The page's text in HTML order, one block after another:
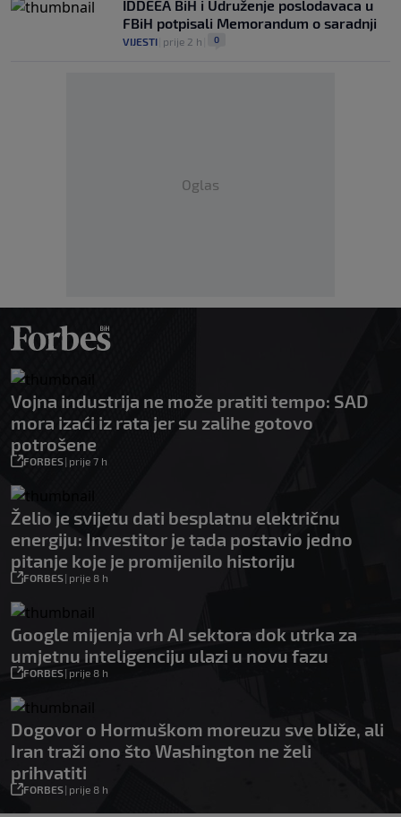
IDDEEA BiH i Udruženje poslodavaca u
FBiH potpisali Memorandum o saradnji
VIJESTI prije 2 h 0
Oglas
Vojna industrija ne može pratiti tempo: SAD
mora izaći iz rata jer su zalihe gotovo
potrošene
FORBES| prije 7 h
Želio je svijetu dati besplatnu električnu
energiju: Investitor je tada postavio jedno
pitanje koje je promijenilo historiju
FORBES| prije 8 h
Google mijenja vrh AI sektora dok utrka za
umjetnu inteligenciju ulazi u novu fazu
FORBES| prije 8 h
Dogovor o Hormuškom moreuzu sve bliže, ali
Iran traži ono što Washington ne želi
prihvatiti
FORBES| prije 8 h